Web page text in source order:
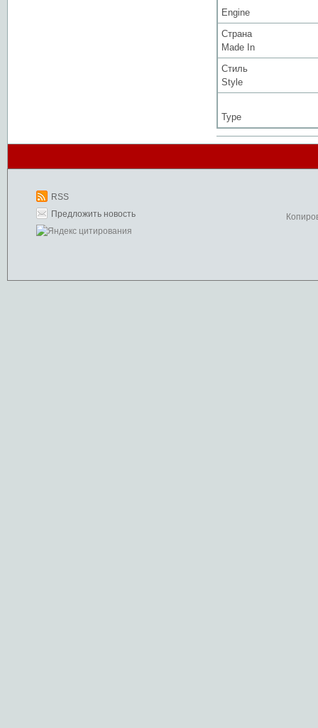
Engine
Страна
Made In
Стиль
Style
Type
RSS
Предложить новость